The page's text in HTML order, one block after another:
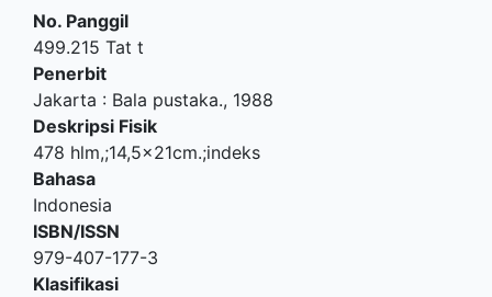
No. Panggil
499.215 Tat t
Penerbit
Jakarta : Bala pustaka., 1988
Deskripsi Fisik
478 hlm,;14,5x21cm.;indeks
Bahasa
Indonesia
ISBN/ISSN
979-407-177-3
Klasifikasi